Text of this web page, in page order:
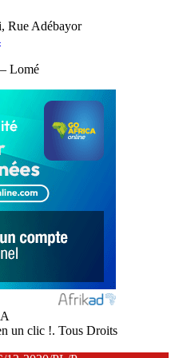
Rue Adébayor
Lomé
un clic !. Tous Droits